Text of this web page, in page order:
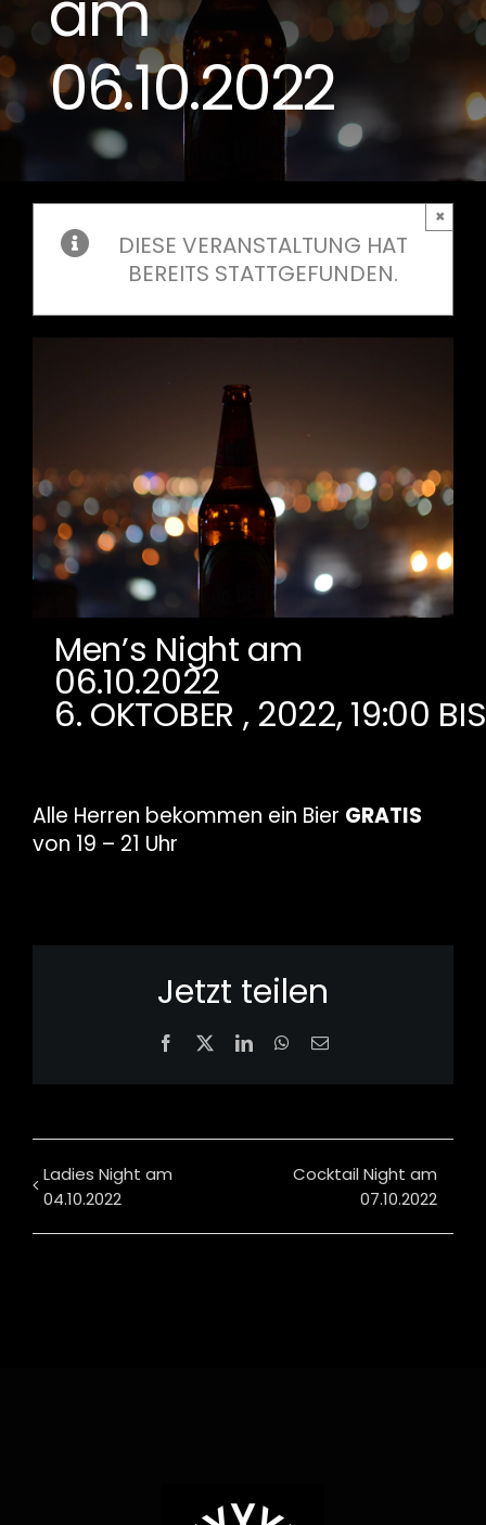
06.10.2022
DIESE VERANSTALTUNG HAT
BEREITS STATTGEFUNDEN.
×
Men’s Night am
06.10.2022
6. OKTOBER , 2022, 19:00
Alle Herren bekommen ein Bier GRATIS
von 19 – 21 Uhr
Jetzt teilen
FacebookLinkedInWhatsApp
Email
Ladies Night am
04.10.2022
Cocktail Night am
07.10.2022